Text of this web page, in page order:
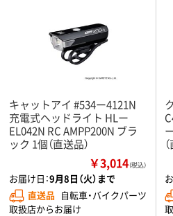
キャットアイ #534ー4121N
充電式ヘッドライト HLー
EL042N RC AMPP200N ブラ
ック 1個（直送品）
￥3,014（税込）
お届け日：9月8日（火）まで
直送品 自転車・バイクパーツ
取扱店からお届け